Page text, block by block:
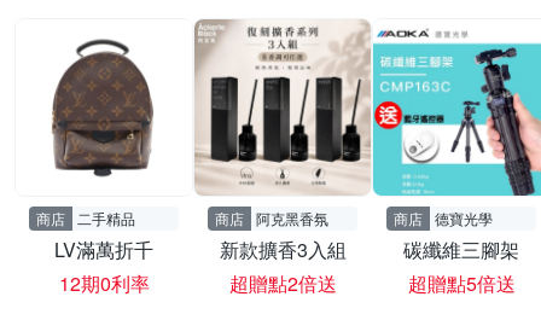
商店 二手精品
LV滿萬折千
12期0利率
商店 阿克黑香氛
新款擴香3入組
超贈點2倍送
商店 德寶光學
碳纖維三腳架
超贈點5倍送